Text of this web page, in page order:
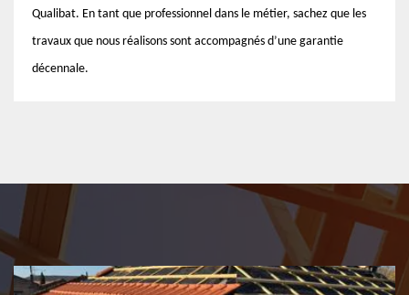
Qualibat. En tant que professionnel dans le métier, sachez que les
travaux que nous réalisons sont accompagnés d’une garantie
décennale.